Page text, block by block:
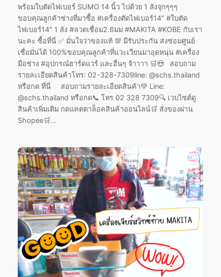
พร้อมใบตัดไฟเบอร์ SUMO 14 นิ้ว ไปด้วย 1 ลังจุกๆๆๆ
ขอบคุณลูกค้าช่างที่มาซื้อ #เครื่องตัดไฟเบอร์14″ #ใบตัด
ไฟเบอร์14″ 1 ลัง #ลวดเชื่อม2.6มม #MAKITA #KOBE กับเรา
นะคะ ซื้อที่นี่ ✅ มั่นใจว่าของแท้ 💯 มีรับประกัน ส่งซ่อมศูนย์
เชื่อมั่นได้ 100%ขอบคุณลูกค้าที่แวะเวียนมาอุดหนุน #เครื่อง
มือช่าง #อุปกรณ์ฮาร์ดแวร์ และอื่นๆ จ้าาาา 🛒😍 สอบถาม
รายละเอียดสินค้าโทร: 02-328-7309line: @schs.thailand
หรือกด ที่นี่ สอบถามรายละเอียดสินค้า💚 Line:
@schs.thailand หรือกด📞 โทร 02 328 7309🔍 เวบไซต์ดู
สินค้าเพิ่มเติม กดแคตตาล็อคสินค้าออนไลน์🛒 สั่งของผ่าน
Shopee🛒…